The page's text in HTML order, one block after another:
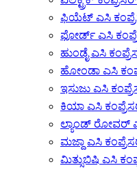
ಫಿಯೆಟ್ ಎಸಿ
ಫೋರ್ಡ್ ಎಸಿ
ಹುಂಡೈ ಎಸಿ
ಹೋಂಡಾ ಎಸಿ
ಇಸುಜು ಎಸಿ
ಕಿಯಾ ಎಸಿ
ಲ್ಯಾಂಡ್ ರೋವರ್
ಮಜ್ದಾ ಎಸಿ
ಮಿತ್ಸುಬಿಷಿ ಎಸಿ